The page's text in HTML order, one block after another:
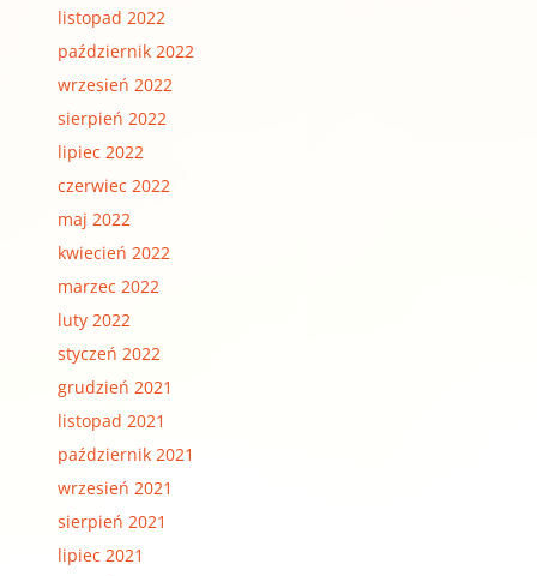
listopad 2022
październik 2022
wrzesień 2022
sierpień 2022
lipiec 2022
czerwiec 2022
maj 2022
kwiecień 2022
marzec 2022
luty 2022
styczeń 2022
grudzień 2021
listopad 2021
październik 2021
wrzesień 2021
sierpień 2021
lipiec 2021